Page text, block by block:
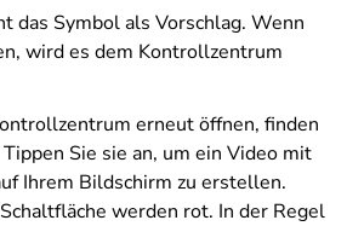
das Symbol als Vorschlag. Wenn
wird es dem Kontrollzentrum
erneut öffnen, finden
Sie sie an, um ein Video mit
Ihrem Bildschirm zu erstellen.
werden rot. In der Regel